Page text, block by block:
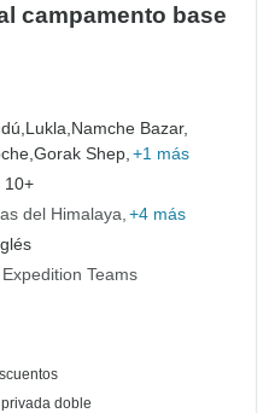
campamento base
Lukla, Namche Bazar,
Gorak Shep, +1 más
10+
del Himalaya +4 más
Teams
doble